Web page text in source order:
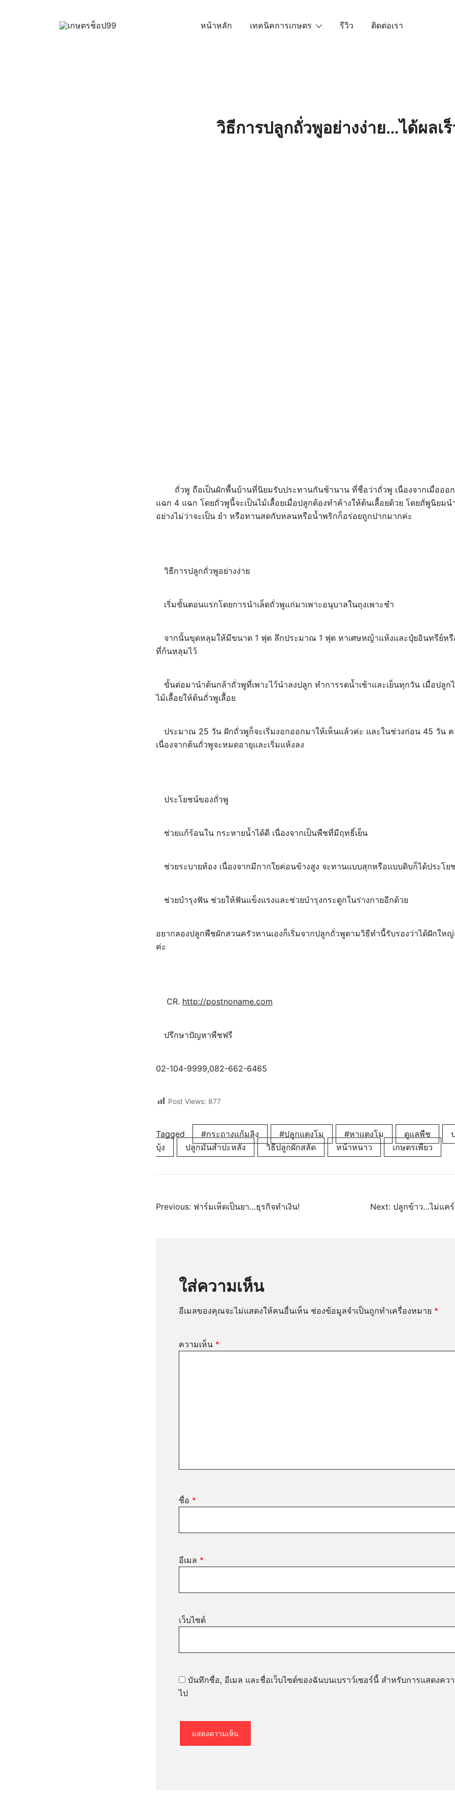
หน้าหลัก เทคนิคการเกษตร รีวิว ติดต่อเรา
วิธีการปลูกถั่วพูอย่างง่าย…ได้ผลเร็
ถั่วพู ถือเป็นผักพื้นบ้านที่นิยมรับประทานกันช้านาน ที่ชื่อว่าถั่วพู เนื่องจากเมื่อออ
แฉก 4 แฉก โดยถั่วพูนี้จะเป็นไม้เลื้อยเมื่อปลูกต้องทำค้างให้ต้นเลื้อยด้วย โดยถั่พูนิยมน
อย่างไม่ว่าจะเป็น ยำ หรือทานสดกับหลนหรือน้ำพริกก็อร่อยถูกปากมากค่ะ
วิธีการปลูกถั่วพูอย่างง่าย
เริ่มขั้นตอนแรกโดยการนำเล็ดถั่วพูแก่มาเพาะอนุบาลในถุงเพาะชำ
จากนั้นขุดหลุมให้มีขนาด 1 ฟุต ลึกประมาณ 1 ฟุต หาเศษหญ้าแห้งและปุ๋ยอินทรีย์หรื
ที่ก้นหลุมไว้
ขั้นต่อมานำต้นกล้าถั่วพูที่เพาะไว้นำลงปลูก ทำการรดน้ำเช้าและเย็นทุกวัน เมื่อปลูก
ไม้เลื้อยให้ต้นถั่วพูเลื้อย
ประมาณ 25 วัน ฝักถั่วพูก็จะเริ่มงอกออกมาให้เห็นแล้วค่ะ และในช่วงก่อน 45 วัน
เนื่องจากต้นถั่วพูจะหมดอายุและเริ่มแห้งลง
ประโยชน์ของถั่วพู
ช่วยแก้ร้อนใน กระหายน้ำได้ดี เนื่องจากเป็นพืชที่มีฤทธิ์เย็น
ช่วยระบายท้อง เนื่องจากมีกากใยค่อนข้างสูง จะทานแบบสุกหรือแบบดิบก็ได้ประโย
ช่วยบำรุงฟัน ช่วยให้ฟันแข็งแรงและช่วยบำรุงกระดูกในร่างกายอีกด้วย
อยากลองปลูกพืชผักสวนครัวทานเองก็เริ่มจากปลูกถั่วพูตามวิธีทำนี้รับรองว่าได้ฝักใ
ค่ะ
CR. http://postnoname.com
ปรึกษาปัญหาพืชฟรี
02-104-9999,082-662-6465
Post Views: 877
Tagged #กระถางแก้มลิง #ปลูกแตงโม #หาแตงโม ดูแลพืช
บุ้ง
ปลูกมันสำปะหลัง วิธีปลูกผักสลัด หน้าหนาว เกษตรเพียว
แนะแนว
Previous: ฟาร์มเห็ดเป็นยา…ธุรกิจทำเงิน! Next: ปลูกข้าว…ไม่แค
ใส่ความเห็น
อีเมลของคุณจะไม่แสดงให้คนอื่นเห็น ช่องข้อมูลจำเป็นถูกทำเครื่องหมาย *
ความเห็น *
ชื่อ *
อีเมล *
เว็บไซต์
บันทึกชื่อ, อีเมล และชื่อเว็บไซต์ของฉันบนเบราว์เซอร์นี้ สำหรับการแสดงคว
ไป